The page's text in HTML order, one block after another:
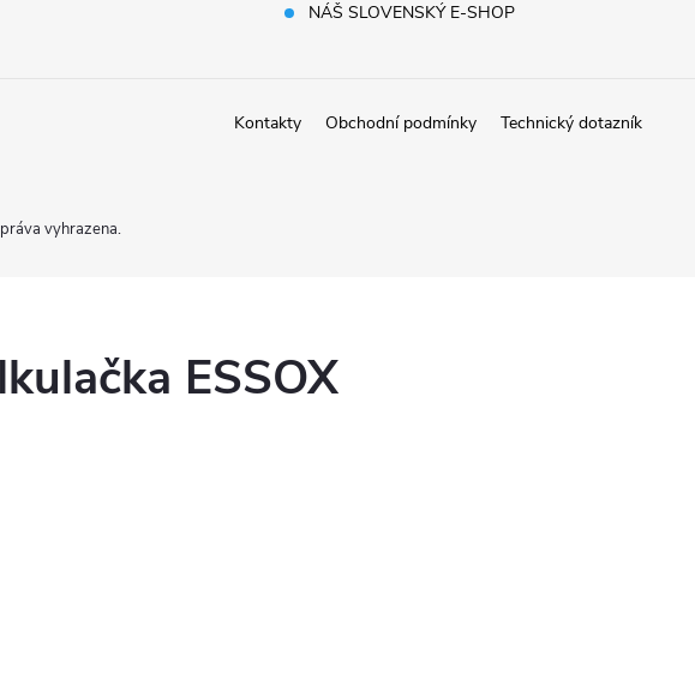
NÁŠ SLOVENSKÝ E-SHOP
Kontakty Obchodní podmínky Technický dotazník
vyhrazena.
ESSOX